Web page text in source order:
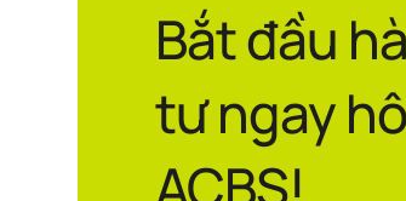
Bắt đầu
tư ngay
ACBS!